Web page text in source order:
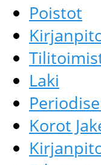
Poistot
Laki
Korot